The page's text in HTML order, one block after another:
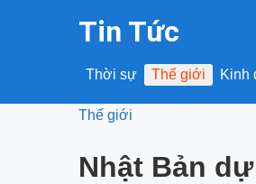
Tin Tức
Thời sự Thế giới Kinh
Thế giới
Nhật Bản